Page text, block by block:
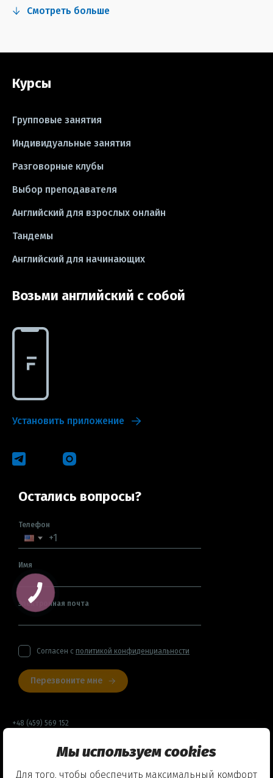
#grammar #writing #упражнения
#песни
#школа #игры
#CV #резюме
#idioms #эссе
Смотреть больше
Курсы
Групповые занятия
Индивидуальные занятия
Разговорные клубы
Выбор преподавателя
Английский для взрослых онлайн
Тандемы
Английский для начинающих
Возьми английский с собой
Установить приложение
Остались вопросы?
Телефон
Имя
Электронная почта
Согласен с политикой конфиденциальности
Перезвоните мне
+48 (459) 569 152
Договор офертыМы используем cookies
Для того, чтобы обеспечить максимальный комфорт